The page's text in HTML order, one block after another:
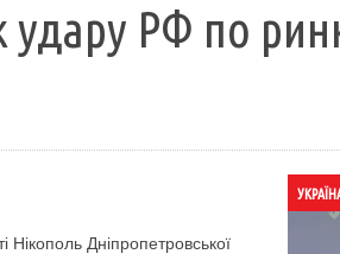
удару РФ по
Нікополь Дніпропетровської